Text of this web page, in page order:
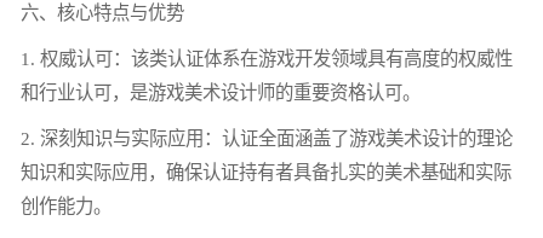
六、核心特点与优势
1. 权威认可：该类认证体系在游戏开发领域具有高度的权威性
和行业认可，是游戏美术设计师的重要资格认可。
2. 深刻知识与实际应用：认证全面涵盖了游戏美术设计的理论
知识和实际应用，确保认证持有者具备扎实的美术基础和实际
创作能力。